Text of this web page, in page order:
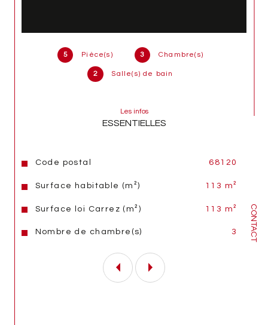
CONTACT
5 Pièce(s) 3 Chambre(s)
2 Salle(s) de bain
Les infos
ESSENTIELLES
Caractéristiques Valeurs
Code postal 68120
Surface habitable (m²) 113 m²
Surface loi Carrez (m²) 113 m²
Nombre de chambre(s) 3
L'appartement est équipé du double vitrage
PVC, d'un store motorisé sur la terrasse,
d'une climatisation réversible dans le salon
garage double en long (équipé d'une porte
Montant des charges : environ 200€ par mois
(eau froide, entretien des communs, syndic
et nécessite un rafraichissement intérieur
complet (déco, salle de bains ...).